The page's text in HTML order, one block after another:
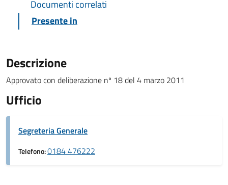
Documenti correlati
Presente in
Descrizione
Approvato con deliberazione nº 18 del 4 marzo 2011
Ufficio
Segreteria Generale
Telefono:0184 476222